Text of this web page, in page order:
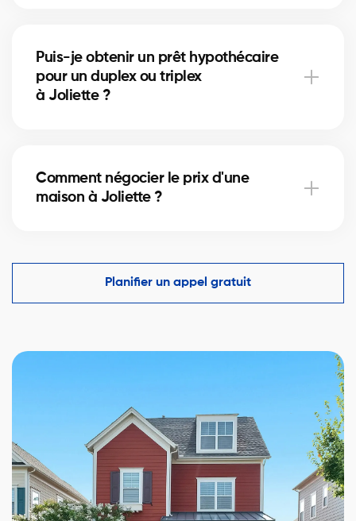
de la copropriété. Nos courtiers vous guident pour
éviter les mauvaises surprises.
Puis-je obtenir un prêt hypothécaire
pour un duplex ou triplex
à Joliette ?
vous aident à financer votre projet immobilier et
optimiser votre mise de fonds.
Comment négocier le prix d'une
maison à Joliette ?
comparables du marché à Joliette et vous aide à
faire une offre compétitive tout en protégeant vos
intérêts.
Planifier un appel gratuit